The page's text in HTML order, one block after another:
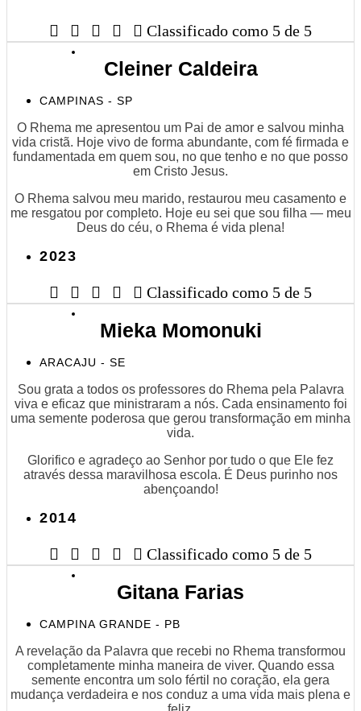
     Classificado como 5 de 5
Cleiner Caldeira
CAMPINAS - SP
O Rhema me apresentou um Pai de amor e salvou minha
vida cristã. Hoje vivo de forma abundante, com fé firmada e
fundamentada em quem sou, no que tenho e no que posso
em Cristo Jesus.
O Rhema salvou meu marido, restaurou meu casamento e
me resgatou por completo. Hoje eu sei que sou filha — meu
Deus do céu, o Rhema é vida plena!
2023
     Classificado como 5 de 5
Mieka Momonuki
ARACAJU - SE
Sou grata a todos os professores do Rhema pela Palavra
viva e eficaz que ministraram a nós. Cada ensinamento foi
uma semente poderosa que gerou transformação em minha
vida.
Glorifico e agradeço ao Senhor por tudo o que Ele fez
através dessa maravilhosa escola. É Deus purinho nos
abençoando!
2014
     Classificado como 5 de 5
Gitana Farias
CAMPINA GRANDE - PB
A revelação da Palavra que recebi no Rhema transformou
completamente minha maneira de viver. Quando essa
semente encontra um solo fértil no coração, ela gera
mudança verdadeira e nos conduz a uma vida mais plena e